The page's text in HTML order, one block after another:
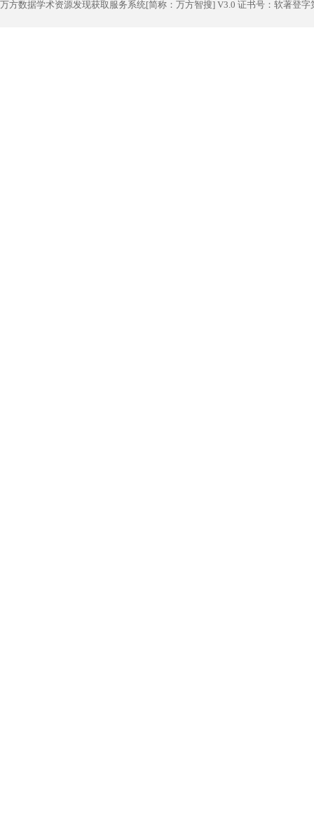
万方数据学术资源发现获取服务系统[简称：万方智搜] V3.0 证书号：软著登字